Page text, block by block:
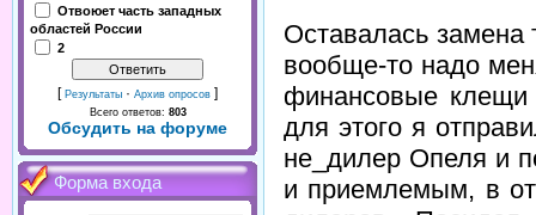
Отвоюет часть западных
областей России
2
[ Результаты · Архив опросов ]
Всего ответов: 803
Обсудить на форуме
Форма входа
Оставалась замена
вообще-то надо
финансовые клещи
для этого я
не_дилер Опеля и
и приемлемым, в